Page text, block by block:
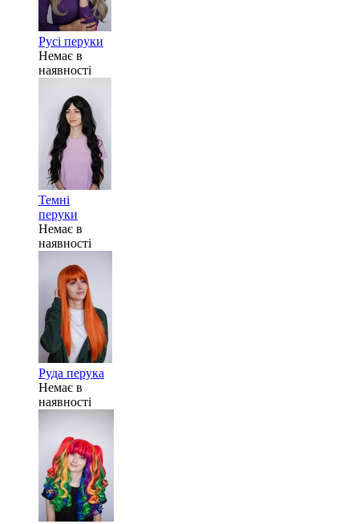
Русі перуки
Немає в
наявності
Темні
перуки
Немає в
наявності
Руда перука
Немає в
наявності